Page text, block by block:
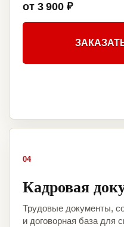
от 3 900 ₽
04
Кадровая
Трудовые документы,
и договорная база для